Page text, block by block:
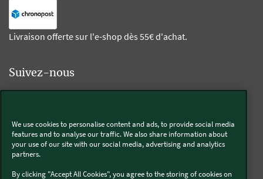
Livraison offerte sur l'e-shop dès 55€ d'achat.
Suivez-nous
Thermomix®
We use cookies to personalise content and ads, to provide social media
features and to analyse our traffic. We also share information about
your use of our site with our social media, advertising and analytics
partners.
By clicking "Accept All Cookies", you agree to the storing of cookies on